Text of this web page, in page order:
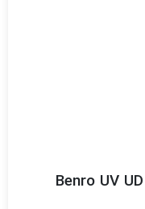
فیلتر لنز عکاسی یو وی بنرو Benro UV UD